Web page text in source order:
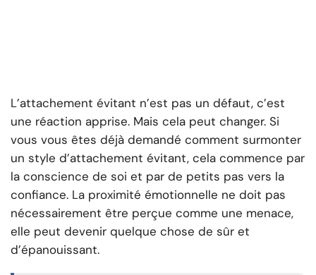
L’attachement évitant n’est pas un défaut, c’est
une réaction apprise. Mais cela peut changer. Si
vous vous êtes déjà demandé comment surmonter
un style d’attachement évitant, cela commence par
la conscience de soi et par de petits pas vers la
confiance. La proximité émotionnelle ne doit pas
nécessairement être perçue comme une menace,
elle peut devenir quelque chose de sûr et
d’épanouissant.